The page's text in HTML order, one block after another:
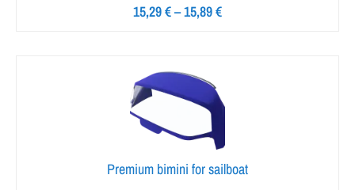
15,29€–15,89€
Premium bimini for sailboat